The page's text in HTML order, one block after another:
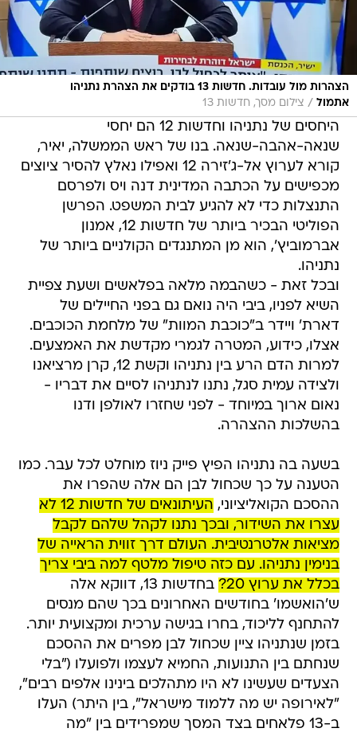
הצהרות מול עובדות. חדשות 13 בודקים את הצהרת נתניהו
אתמול / צילום מסך, חדשות 13
היחסים של נתניהו וחדשות 12 הם יחסי
שנאה-אהבה-שנאה. בנו של ראש הממשלה, יאיר,
קורא לערוץ אל-ג'זירה 12 ואפילו נאלץ להסיר ציוצים
מכפישים על הכתבה המדינית דנה ויס ולפרסם
התנצלות כדי לא להגיע לבית המשפט. הפרשן
הפוליטי הבכיר ביותר של חדשות 12, אמנון
אברמוביץ', הוא מן המתנגדים הקולניים ביותר של
נתניהו.
ובכל זאת - כשהבמה מלאה בפלאשים ושעת צפיית
השיא לפניו, ביבי היה נואם גם בפני החיילים של
דארת' ויידר ב"כוכבת המוות" של מלחמת הכוכבים.
אצלו, כידוע, המטרה לגמרי מקדשת את האמצעים.
למרות הדם הרע בין נתניהו וקשת 12, קרן מרציאנו
ולצידה עמית סגל, נתנו לנתניהו לסיים את דבריו -
נאום ארוך במיוחד - לפני שחזרו לאולפן ודנו
בהשלכות ההצהרה.
בשעה בה נתניהו הפיץ פייק ניוז מוחלט לכל עבר. כמו
הטענה על כך שכחול לבן הם אלה שהפרו את
ההסכם הקואליציוני,
העיתונאים של חדשות 12 לא
עצרו את השידור, ובכך נתנו לקהל שלהם לקבל
מציאות אלטרנטיבית. העולם דרך זווית הראייה של
בנימין נתניהו. עם כזה טיפול מלטף למה ביבי צריך
בכלל את ערוץ 20?
בחדשות 13, דווקא אלה
ש'הואשמו' בחודשים האחרונים בכך שהם מנסים
להתחנף לליכוד, בחרו בגישה ערכית ומקצועית יותר.
בזמן שנתניהו ציין שכחול לבן מפרים את ההסכם
שנחתם בין התנועות, החמיא לעצמו ולפועלו ("בלי
הצעדים שעשינו לא היו מתהלכים בינינו אלפים רבים",
"לאירופה יש מה ללמוד מישראל", בין היתר) העלו
ב-13 פלאחים בצד המסך שמפרידים בין "מה